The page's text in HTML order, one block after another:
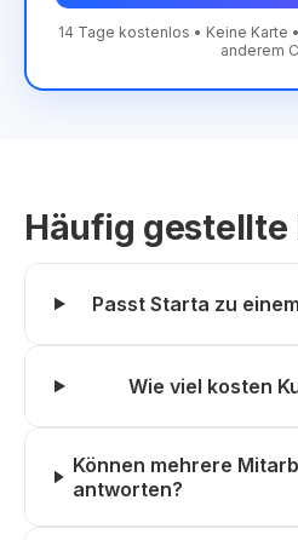
14 Tage kostenlos • Keine Karte
anderem
Häufig gestellte
Passt Starta zu
Wie viel kosten
Können mehrere
antworten?